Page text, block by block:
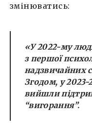
змінюватись:
«У 2022-му
з першої
надзвичайних
Згодом, у
вийшли
“вигорання”.